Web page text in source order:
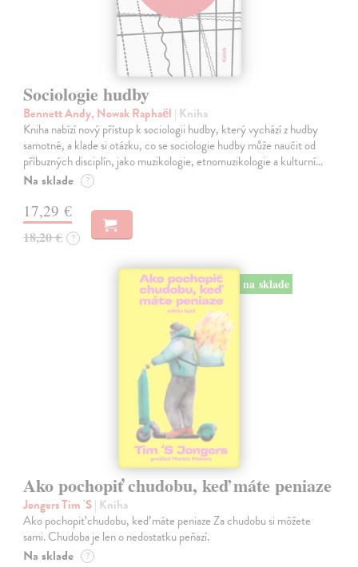
Sociologie hudby
Bennett Andy, Nowak Raphaël | Kniha
Kniha nabízí nový přístup k sociologii hudby, který vychází z hudby
samotné, a klade si otázku, co se sociologie hudby může naučit od
příbuzných disciplín, jako muzikologie, etnomuzikologie a kulturní…
Na sklade ?
17,29 €
18,20 € ?
na sklade
Ako pochopiť chudobu, keď máte peniaze
Jongers Tim 'S| Kniha
Ako pochopiť chudobu, keď máte peniaze Za chudobu si môžete
sami. Chudoba je len o nedostatku peňazí.
Na sklade ?